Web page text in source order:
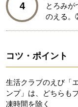
4
とろみが
のえる。
コツ・ポイント
生活クラブのえび「
ンプ」は、どちら
凍時間を除く